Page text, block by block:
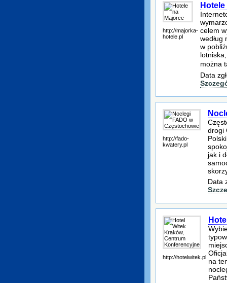
http://majorka-
hotele.pl
celem
według
w
można
Data
http://fado-
kwatery.pl
drogi
jak i
Data
http://hotelwitek.pl na